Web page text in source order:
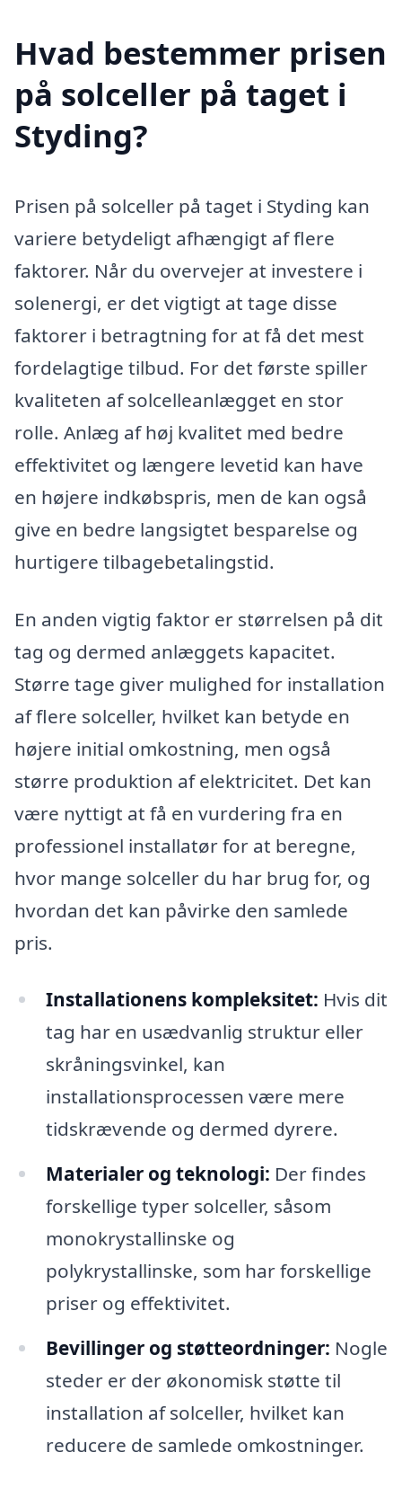
Hvad bestemmer prisen
på solceller på taget i
Styding?
Prisen på solceller på taget i Styding kan
variere betydeligt afhængigt af flere
faktorer. Når du overvejer at investere i
solenergi, er det vigtigt at tage disse
faktorer i betragtning for at få det mest
fordelagtige tilbud. For det første spiller
kvaliteten af solcelleanlægget en stor
rolle. Anlæg af høj kvalitet med bedre
effektivitet og længere levetid kan have
en højere indkøbspris, men de kan også
give en bedre langsigtet besparelse og
hurtigere tilbagebetalingstid.
En anden vigtig faktor er størrelsen på dit
tag og dermed anlæggets kapacitet.
Større tage giver mulighed for installation
af flere solceller, hvilket kan betyde en
højere initial omkostning, men også
større produktion af elektricitet. Det kan
være nyttigt at få en vurdering fra en
professionel installatør for at beregne,
hvor mange solceller du har brug for, og
hvordan det kan påvirke den samlede
pris.
Installationens kompleksitet: Hvis dit
tag har en usædvanlig struktur eller
skråningsvinkel, kan
installationsprocessen være mere
tidskrævende og dermed dyrere.
Materialer og teknologi: Der findes
forskellige typer solceller, såsom
monokrystallinske og
polykrystallinske, som har forskellige
priser og effektivitet.
Bevillinger og støtteordninger: Nogle
steder er der økonomisk støtte til
installation af solceller, hvilket kan
reducere de samlede omkostninger.